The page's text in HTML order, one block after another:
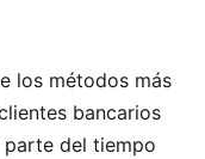
los métodos más
bancarios
del tiempo